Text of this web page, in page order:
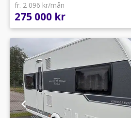
fr. 2 096 kr/mån
275 000 kr